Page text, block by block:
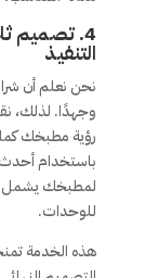
4. تصميم
التنفيذ
نحن نعلم أن
وجهدًا. لذلك،
رؤية مطبخك
باستخدام أحدث
لمطبخك يشمل
للوحدات.
هذه الخدمة